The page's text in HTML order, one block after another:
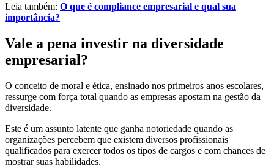
Leia também: O que é compliance empresarial e qual sua
importância?
Vale a pena investir na diversidade
empresarial?
O conceito de moral e ética, ensinado nos primeiros anos escolares,
ressurge com força total quando as empresas apostam na gestão da
diversidade.
Este é um assunto latente que ganha notoriedade quando as
organizações percebem que existem diversos profissionais
qualificados para exercer todos os tipos de cargos e com chances de
mostrar suas habilidades.